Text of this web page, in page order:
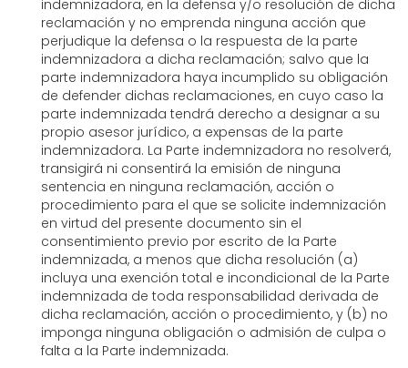
indemnizadora, en la defensa y/o resolución de dicha
reclamación y no emprenda ninguna acción que
perjudique la defensa o la respuesta de la parte
indemnizadora a dicha reclamación; salvo que la
parte indemnizadora haya incumplido su obligación
de defender dichas reclamaciones, en cuyo caso la
parte indemnizada tendrá derecho a designar a su
propio asesor jurídico, a expensas de la parte
indemnizadora. La Parte indemnizadora no resolverá,
transigirá ni consentirá la emisión de ninguna
sentencia en ninguna reclamación, acción o
procedimiento para el que se solicite indemnización
en virtud del presente documento sin el
consentimiento previo por escrito de la Parte
indemnizada, a menos que dicha resolución (a)
incluya una exención total e incondicional de la Parte
indemnizada de toda responsabilidad derivada de
dicha reclamación, acción o procedimiento, y (b) no
imponga ninguna obligación o admisión de culpa o
falta a la Parte indemnizada.